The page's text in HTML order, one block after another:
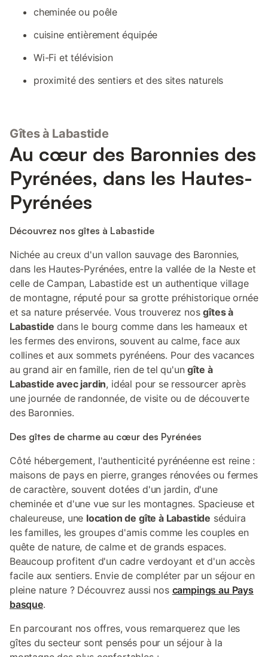
cheminée ou poêle
cuisine entièrement équipée
Wi-Fi et télévision
proximité des sentiers et des sites naturels
Gîtes à Labastide
Au cœur des Baronnies des
Pyrénées, dans les Hautes-
Pyrénées
Découvrez nos gîtes à Labastide
Nichée au creux d'un vallon sauvage des Baronnies,
dans les Hautes-Pyrénées, entre la vallée de la Neste et
celle de Campan, Labastide est un authentique village
de montagne, réputé pour sa grotte préhistorique ornée
et sa nature préservée. Vous trouverez nosgîtes à
Labastide dans le bourg comme dans les hameaux et
les fermes des environs, souvent au calme, face aux
collines et aux sommets pyrénéens. Pour des vacances
au grand air en famille, rien de tel qu'ungîte à
Labastide avec jardin, idéal pour se ressourcer après
une journée de randonnée, de visite ou de découverte
des Baronnies.
Des gîtes de charme au cœur des Pyrénées
Côté hébergement, l'authenticité pyrénéenne est reine :
maisons de pays en pierre, granges rénovées ou fermes
de caractère, souvent dotées d'un jardin, d'une
cheminée et d'une vue sur les montagnes. Spacieuse et
chaleureuse, une location de gîte à Labastide séduira
les familles, les groupes d'amis comme les couples en
quête de nature, de calme et de grands espaces.
Beaucoup profitent d'un cadre verdoyant et d'un accès
facile aux sentiers. Envie de compléter par un séjour en
pleine nature ? Découvrez aussi nos campings au Pays
basque.
En parcourant nos offres, vous remarquerez que les
gîtes du secteur sont pensés pour un séjour à la